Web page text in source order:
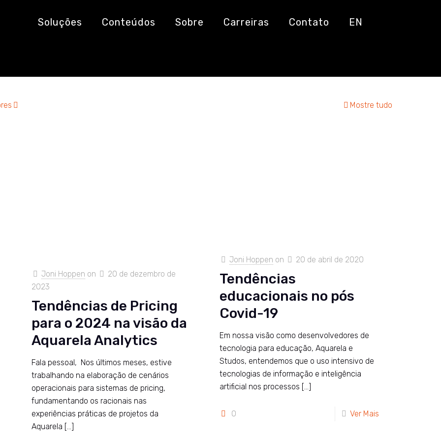
Soluções Conteúdos Sobre Carreiras Contato EN
Mostre tudo
Joni Hoppen on
20 de dezembro de
2023
Tendências de Pricing
para o 2024 na visão da
Aquarela Analytics
Fala pessoal, Nos últimos meses, estive
trabalhando na elaboração de cenários
operacionais para sistemas de pricing,
fundamentando os racionais nas
experiências práticas de projetos da
Aquarela […]
Joni Hoppen on 20 de abril de 2020
Tendências
educacionais no pós
Covid-19
Em nossa visão como desenvolvedores de
tecnologia para educação, Aquarela e
Studos, entendemos que o uso intensivo de
tecnologias de informação e inteligência
artificial nos processos […]
0 Ver Mais